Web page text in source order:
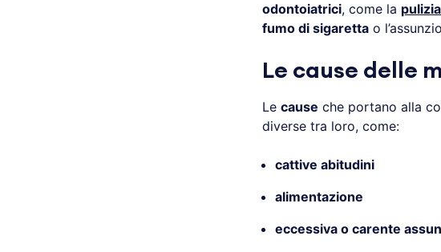
odontoiatrici, come la
fumo di sigaretta o
Le cause delle
Le cause che portano alla
diverse tra loro, come:
cattive abitudini
alimentazione
eccessiva o carente